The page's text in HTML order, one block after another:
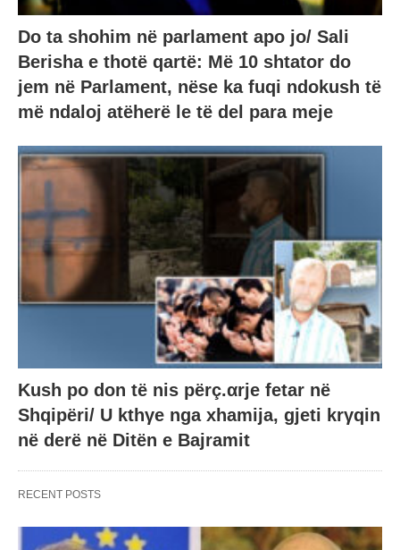
Do ta shohim në parlament apo jo/ Sali
Berisha e thotë qartë: Më 10 shtator do
jem në Parlament, nëse ka fuqi ndokush të
më ndaloj atëherë le të del para meje
Kush po don të nis përç.αrje fetar në
Shqipëri/ U kthγe nga xhamija, gjeti krγqin
në derë në Ditën e Bajramit
RECENT POSTS